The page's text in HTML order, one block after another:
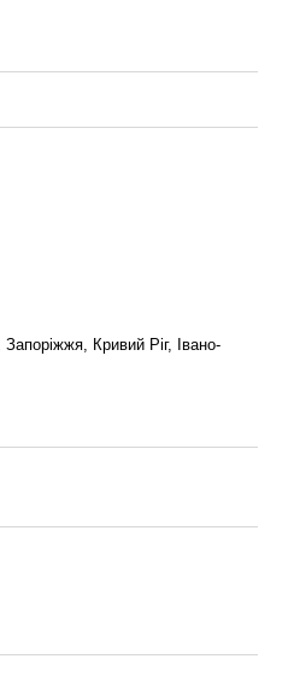
Кривий Ріг, Івано-